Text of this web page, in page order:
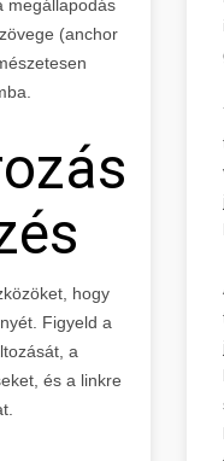
megállapodás
(anchor
hogy
Figyeld a
a
és a linkre